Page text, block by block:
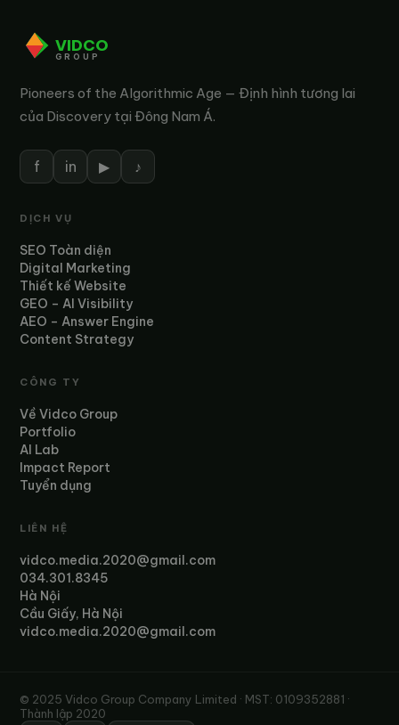
VIDCO
GROUP
Pioneers of the Algorithmic Age — Định hình tương lai
của Discovery tại Đông Nam Á.
f in ▶ ♪
DỊCH VỤ
SEO Toàn diện
Digital Marketing
Thiết kế Website
GEO – AI Visibility
AEO – Answer Engine
Content Strategy
CÔNG TY
Về Vidco Group
Portfolio
AI Lab
Impact Report
Tuyển dụng
LIÊN HỆ
vidco.media.2020@gmail.com
034.301.8345
Hà Nội
Cầu Giấy, Hà Nội
vidco.media.2020@gmail.com
© 2025 Vidco Group Company Limited · MST: 0109352881 ·
Thành lập 2020